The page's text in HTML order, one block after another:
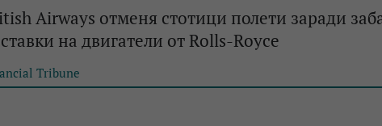
Airways отменя стотици полети заради
на двигатели от Rolls-Royce
Tribune